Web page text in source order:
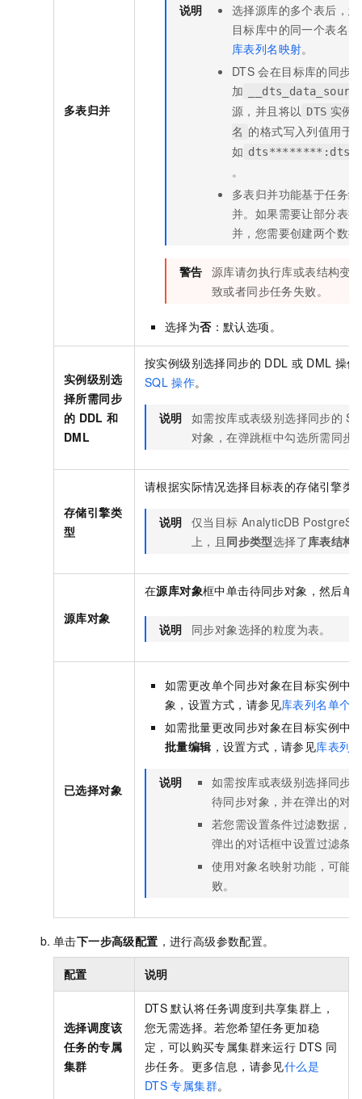
多表归并
说明
选择源库的多个表后，
目标库中的同一个表名
库表列名映射。
DTS 会在目标库的同步
加
源，并且将以 DTS 实例
名 的格式写入列值用于
如
。
多表归并功能基于任务
并。如果需要让部分表
并，您需要创建两个数
警告 源库请勿执行库或表结构变
致或者同步任务失败。
选择为否：默认选项。
实例级别选
择所需同步
的 DDL 和
DML
按实例级别选择同步的 DDL 或 DML 操作
SQL 操作。
说明 如需按库或表级别选择同步的
对象，在弹跳框中勾选所需同步
存储引擎类
型
请根据实际情况选择目标表的存储引擎类
说明 仅当目标 AnalyticDB
上，且 同步类型选择了 库表结构
源库对象
在源库对象框中单击待同步对象，然后单
说明 同步对象选择的粒度为表。
已选择对象
如需更改单个同步对象在目标实例中
象，设置方式，请参见库表列名单个
如需批量更改同步对象在目标实例中
批量编辑 ，设置方式，请参见库表列
说明
如需按库或表级别选择同步
待同步对象，并在弹出的对
若您需设置条件过滤数据，
弹出的对话框中设置过滤条
使用对象名映射功能，可能
败。
单击下一步高级配置 ，进行高级参数配置。
配置 说明
选择调度该
任务的专属
集群
DTS 默认将任务调度到共享集群上，
您无需选择。若您希望任务更加稳
定，可以购买专属集群来运行 DTS 同
步任务。更多信息，请参见什么是
DTS 专属集群。